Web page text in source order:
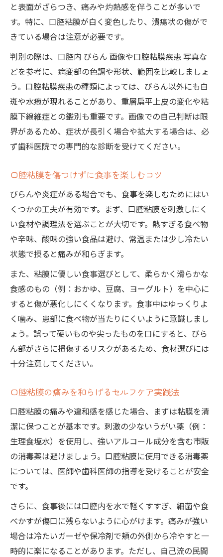
と表面がざらつき、痛みや灼熱感を伴うことが多いで
す。特に、口腔粘膜が白く変色したり、潰瘍状の傷がで
きている場合は注意が必要です。
判別の際は、口腔内 びらん 画像や口腔粘膜疾患 写真な
どを参考に、病変部の色調や形状、範囲を比較しましょ
う。口腔粘膜疾患の種類によっては、びらん以外にも白
斑や水疱が現れることがあり、重層扁平上皮の変化や粘
膜下線維症との鑑別も重要です。画像での自己判断は限
界があるため、症状が長引く場合や拡大する場合は、必
ず歯科医院での専門的な診断を受けてください。
口腔粘膜を傷つけずに食事を楽しむコツ
びらんや炎症がある場合でも、食事を楽しむためにはい
くつかの工夫が有効です。まず、口腔粘膜を刺激しにく
い食材や調理法を選ぶことが大切です。熱すぎる食べ物
や辛味、酸味の強い食品は避け、常温または少し冷たい
状態で摂ると痛みが和らぎます。
また、粘膜に優しい食事選びとして、柔らかく滑らかな
食感のもの（例：おかゆ、豆腐、ヨーグルト）を中心に
すると傷が悪化しにくくなります。食事中はゆっくりよ
く噛み、患部に食べ物が当たりにくいように意識しまし
ょう。誤って硬いものや尖ったものを口にすると、びら
ん部がさらに損傷するリスクがあるため、食材選びには
十分注意してください。
口腔粘膜の痛みを和らげるセルフケア実践法
口腔粘膜の痛みや違和感を感じた場合、まずは粘膜を清
潔に保つことが基本です。刺激の少ないうがい薬（例：
生理食塩水）を使用し、強いアルコール成分を含む市販
の消毒薬は避けましょう。口腔粘膜に使用できる消毒薬
については、医師や歯科医師の指導を受けることが安全
です。
さらに、食事後には口腔内を水で軽くすすぎ、細菌や食
べかすが傷口に残らないように心がけます。痛みが強い
場合は冷たいガーゼや保冷剤で頬の外側から冷やすと一
時的に楽になることがあります。ただし、自己流の民間